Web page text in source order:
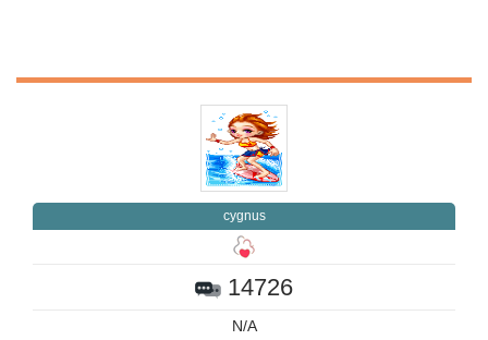
cygnus
14726
N/A